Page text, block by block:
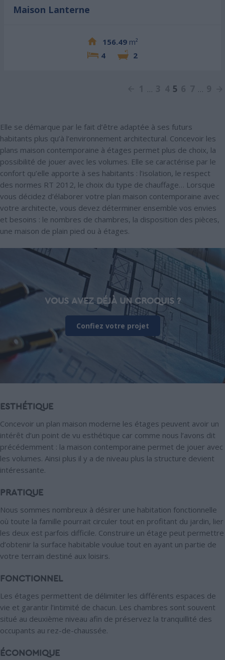
Maison Lanterne
156.49 m²
4
2
… 5 …
Elle se démarque par le fait d’être adaptée à ses futurs
habitants plus qu’à l’environnement architectural. Concevoir les
plans maison contemporaine à étages permet plus de choix, la
possibilité de jouer avec les volumes. Elle se caractérise par le
confort qu’elle apporte à ses habitants : l’isolation, le respect
des normes RT 2012, le choix du type de chauffage… Lorsque
vous décidez d’élaborer votre plan maison contemporaine avec
votre architecte, vous devez déterminer ensemble vos envies
et besoins : le nombres de chambres, la disposition des pièces,
une maison de plain pied ou à étages.
VOUS AVEZ DÉJÀ UN CROQUIS ?
Confiez votre projet
ESTHÉTIQUE
Concevoir un plan maison moderne les étages peuvent avoir un
intérêt d’un point de vu esthétique car comme nous l’avons dit
précédemment : la maison contemporaine permet de jouer avec
les volumes. Ainsi plus il y a de niveau plus la structure devient
intéressante.
PRATIQUE
Nous sommes nombreux à désirer une habitation fonctionnelle
où toute la famille pourrait circuler tout en profitant du jardin, lier
les deux est parfois difficile. Construire un étage peut permettre
d’obtenir la surface habitable voulue tout en ayant un partie de
votre terrain destiné aux loisirs.
FONCTIONNEL
Les étages permettent de délimiter les différents espaces de
vie et garantir l’intimité de chacun. Les chambres sont souvent
situé au deuxième niveau afin de préservez la tranquillité des
occupants au rez-de-chaussée.
ÉCONOMIQUE